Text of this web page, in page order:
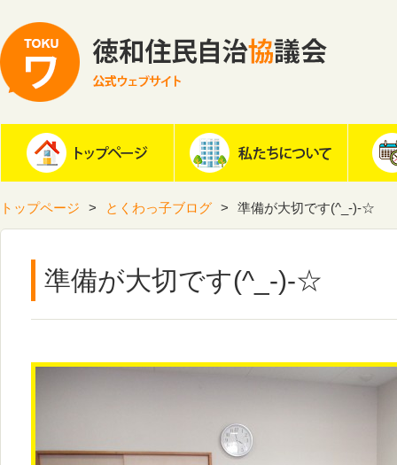
トップページ とくわっ子ブログ 準備が大切です(^_-)-☆
準備が大切です(^_-)-☆